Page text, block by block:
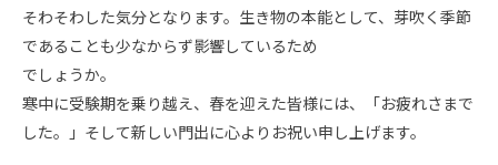
そわそわした気分となります。生き物の本能として、芽吹く季節
であることも少なからず影響しているため
でしょうか。
寒中に受験期を乗り越え、春を迎えた皆様には、「お疲れさまで
した。」そして新しい門出に心よりお祝い申し上げます。